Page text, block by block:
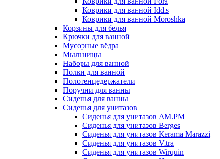
Коврики для ванной Iddis
Коврики для ванной Moroshka
Корзины для белья
Крючки для ванной
Мусорные вёдра
Мыльницы
Наборы для ванной
Полки для ванной
Полотенцедержатели
Поручни для ванны
Сиденья для ванны
Сиденья для унитазов
Сиденья для унитазов AM.PM
Сиденья для унитазов Berges
Сиденья для унитазов Kerama Marazzi
Сиденья для унитазов Vitra
Сиденья для унитазов Wirquin